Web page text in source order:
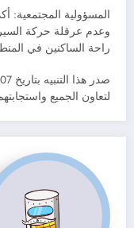
المسؤولية المجتمعية:
وعدم عرقلة حركة
راحة الساكنين في
لتعاون الجميع